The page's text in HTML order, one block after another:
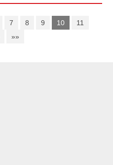
7 8 9 10
11
»»